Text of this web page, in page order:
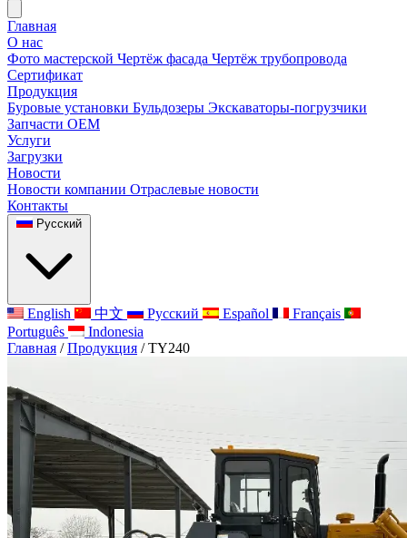
Главная
О нас
Фото мастерской Чертёж фасада Чертёж трубопровода
Сертификат
Продукция
Буровые установки Бульдозеры Экскаваторы-погрузчики
Запчасти OEM
Услуги
Загрузки
Новости
Новости компании Отраслевые новости
Контакты
Русский
English 中文 Русский Español
Français
Português
Indonesia
Главная / Продукция / TY240